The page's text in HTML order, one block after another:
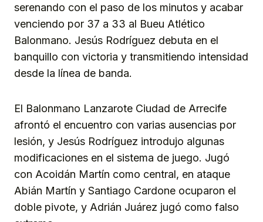
serenando con el paso de los minutos y acabar
venciendo por 37 a 33 al Bueu Atlético
Balonmano. Jesús Rodríguez debuta en el
banquillo con victoria y transmitiendo intensidad
desde la línea de banda.
El Balonmano Lanzarote Ciudad de Arrecife
afrontó el encuentro con varias ausencias por
lesión, y Jesús Rodríguez introdujo algunas
modificaciones en el sistema de juego. Jugó
con Acoidán Martín como central, en ataque
Abián Martín y Santiago Cardone ocuparon el
doble pivote, y Adrián Juárez jugó como falso